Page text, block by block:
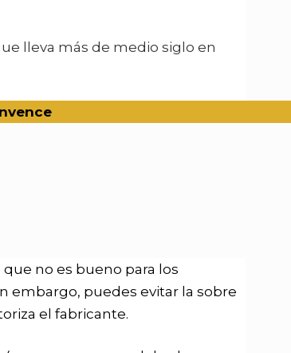
lleva más de medio siglo en
que no es bueno para los
embargo, puedes evitar la sobre
el fabricante.